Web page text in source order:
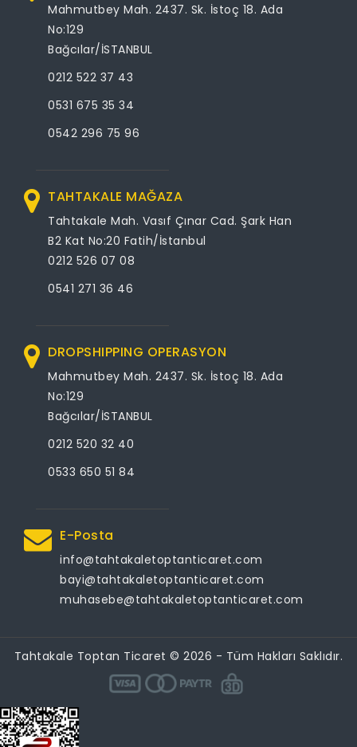
Mahmutbey Mah. 2437. Sk. İstoç 18. Ada
No:129
Bağcılar/İSTANBUL
0212 522 37 43
0531 675 35 34
0542 296 75 96
TAHTAKALE MAĞAZA
Tahtakale Mah. Vasıf Çınar Cad. Şark Han
B2 Kat No:20 Fatih/İstanbul
0212 526 07 08
0541 271 36 46
DROPSHIPPING OPERASYON
Mahmutbey Mah. 2437. Sk. İstoç 18. Ada
No:129
Bağcılar/İSTANBUL
0212 520 32 40
0533 650 51 84
E-Posta
info@tahtakaletoptanticaret.com
bayi@tahtakaletoptanticaret.com
muhasebe@tahtakaletoptanticaret.com
Tahtakale Toptan Ticaret © 2026 - Tüm Hakları Saklıdır.